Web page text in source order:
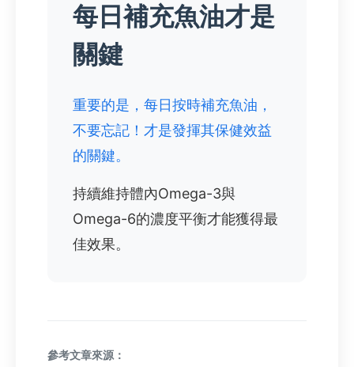
每日補充魚油才是
關鍵
重要的是，每日按時補充魚油，
不要忘記！才是發揮其保健效益
的關鍵。
持續維持體內Omega-3與
Omega-6的濃度平衡才能獲得最
佳效果。
參考文章來源：